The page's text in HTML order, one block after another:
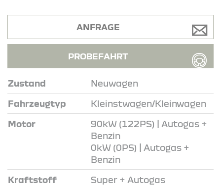
Zustand Neuwagen
Fahrzeugtyp Kleinstwagen/Kleinwagen
Motor
90kW (122PS) | Autogas +
Benzin
0kW (0PS) | Autogas +
Benzin
Kraftstoff Super + Autogas
ANFRAGE
PROBEFAHRT